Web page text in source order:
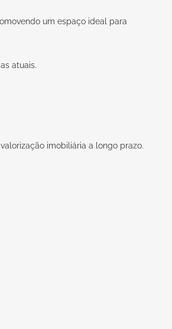
um espaço ideal para
atuais.
imobiliária a longo prazo.